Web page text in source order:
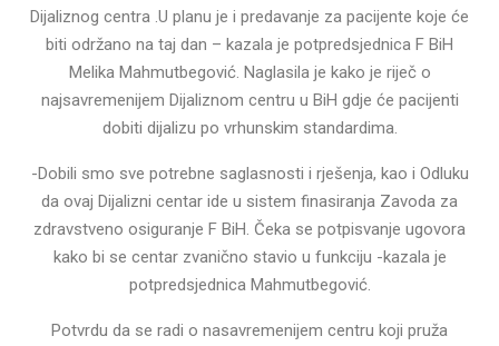
Dijaliznog centra .U planu je i predavanje za pacijente koje će
biti održano na taj dan – kazala je potpredsjednica F BiH
Melika Mahmutbegović. Naglasila je kako je riječ o
najsavremenijem Dijaliznom centru u BiH gdje će pacijenti
dobiti dijalizu po vrhunskim standardima.
-Dobili smo sve potrebne saglasnosti i rješenja, kao i Odluku
da ovaj Dijalizni centar ide u sistem finasiranja Zavoda za
zdravstveno osiguranje F BiH. Čeka se potpisvanje ugovora
kako bi se centar zvanično stavio u funkciju -kazala je
potpredsjednica Mahmutbegović.
Potvrdu da se radi o nasavremenijem centru koji pruža